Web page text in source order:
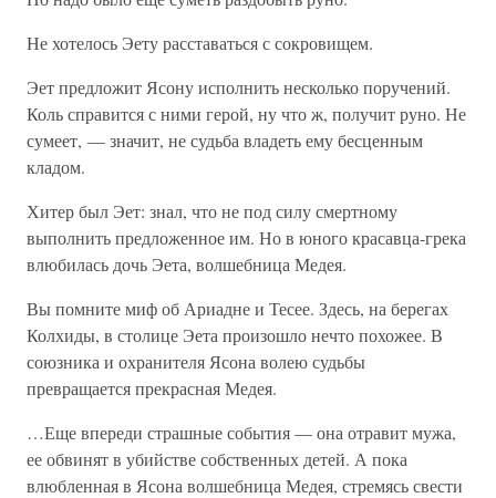
Не хотелось Эету расставаться с сокровищем.
Эет предложит Ясону исполнить несколько поручений.
Коль справится с ними герой, ну что ж, получит руно. Не
сумеет, — значит, не судьба владеть ему бесценным
кладом.
Хитер был Эет: знал, что не под силу смертному
выполнить предложенное им. Но в юного красавца-грека
влюбилась дочь Эета, волшебница Медея.
Вы помните миф об Ариадне и Тесее. Здесь, на берегах
Колхиды, в столице Эета произошло нечто похожее. В
союзника и охранителя Ясона волею судьбы
превращается прекрасная Медея.
…Еще впереди страшные события — она отравит мужа,
ее обвинят в убийстве собственных детей. А пока
влюбленная в Ясона волшебница Медея, стремясь свести